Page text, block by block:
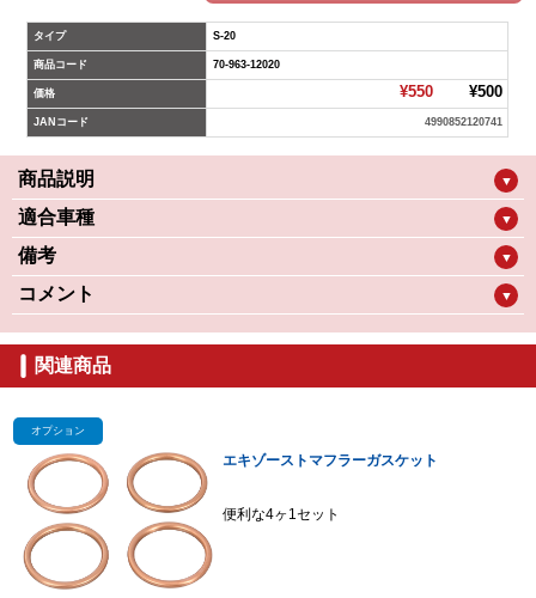
タイプ S-20
商品コード 70-963-12020
価格 ¥550¥500
JANコード 4990852120741
商品説明 ▼
適合車種 ▼
備考 ▼
コメント ▼
関連商品
オプション
エキゾーストマフラーガスケット
便利な4ヶ1セット